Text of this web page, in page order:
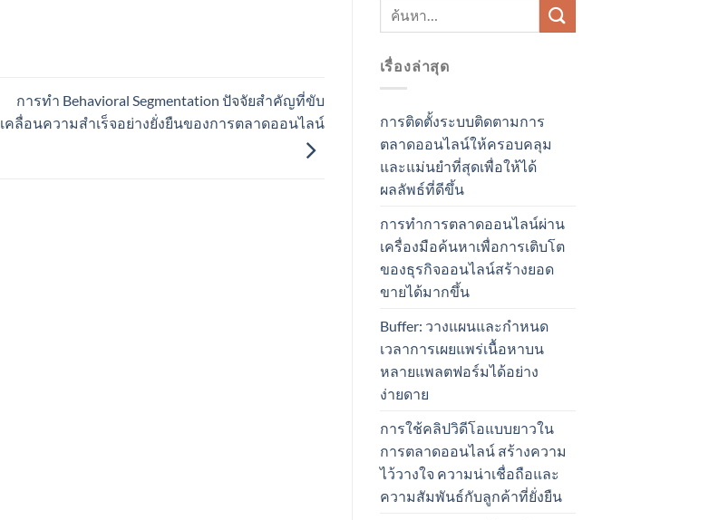
การทำ Behavioral Segmentation ปัจจัยสำคัญที่ขับ
เคลื่อนความสำเร็จอย่างยั่งยืนของการตลาดออนไลน์
เรื่องล่าสุด
การติดตั้งระบบติดตามการ
ตลาดออนไลน์ให้ครอบคลุม
และแม่นยำที่สุดเพื่อให้ได้
ผลลัพธ์ที่ดีขึ้น
การทำการตลาดออนไลน์ผ่าน
เครื่องมือค้นหาเพื่อการเติบโต
ของธุรกิจออนไลน์สร้างยอด
ขายได้มากขึ้น
Buffer: วางแผนและกำหนด
เวลาการเผยแพร่เนื้อหาบน
หลายแพลตฟอร์มได้อย่าง
ง่ายดาย
การใช้คลิปวิดีโอแบบยาวใน
การตลาดออนไลน์ สร้างความ
ไว้วางใจ ความน่าเชื่อถือและ
ความสัมพันธ์กับลูกค้าที่ยั่งยืน